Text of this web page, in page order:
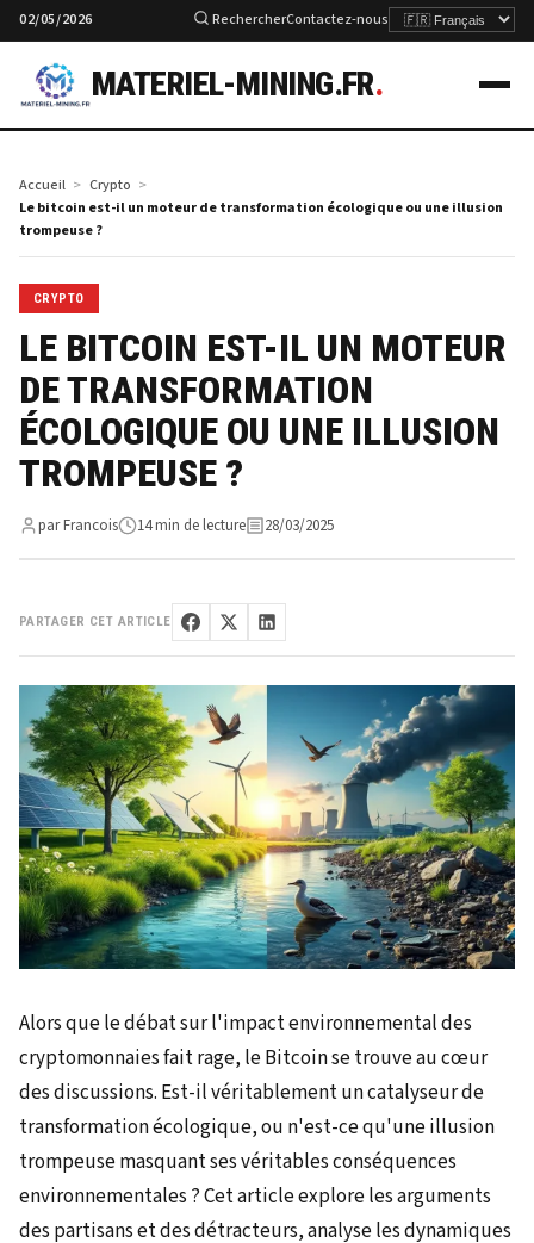
02/05/2026 RechercherContactez-nous
MATERIEL-MINING.FR.
Accueil
Crypto
Le bitcoin est-il un moteur de transformation écologique ou une illusion
trompeuse ?
CRYPTO
LE BITCOIN EST-IL UN MOTEUR
DE TRANSFORMATION
ÉCOLOGIQUE OU UNE ILLUSION
TROMPEUSE ?
par Francois 14 min de lecture 28/03/2025
PARTAGER CET ARTICLE
Alors que le débat sur l'impact environnemental des
cryptomonnaies fait rage, le Bitcoin se trouve au cœur
des discussions. Est-il véritablement un catalyseur de
transformation écologique, ou n'est-ce qu'une illusion
trompeuse masquant ses véritables conséquences
environnementales ? Cet article explore les arguments
des partisans et des détracteurs, analyse les dynamiques